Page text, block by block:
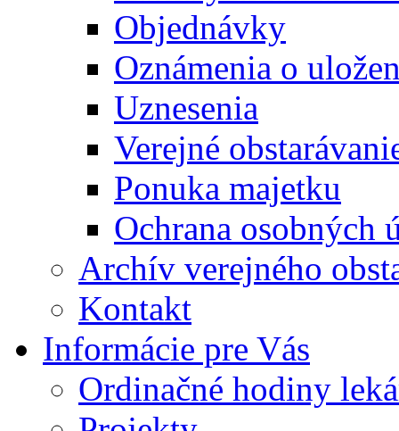
Objednávky
Oznámenia o
Uznesenia
Verejné
Ponuka majetku
Ochrana osobných
Archív verejného
Kontakt
Informácie pre Vás
Ordinačné hodiny